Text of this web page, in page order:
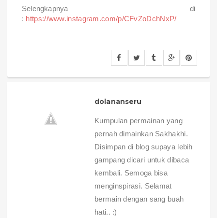
Selengkapnya di
: https://www.instagram.com/p/CFvZoDchNxP/
dolananseru
Kumpulan permainan yang
pernah dimainkan Sakhakhi.
Disimpan di blog supaya lebih
gampang dicari untuk dibaca
kembali. Semoga bisa
menginspirasi. Selamat
bermain dengan sang buah
hati.. :)